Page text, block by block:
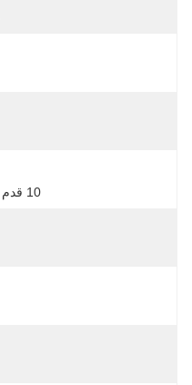
10 قدم | مخصصة | 7 قدم | 8 قدم | 12 قدم